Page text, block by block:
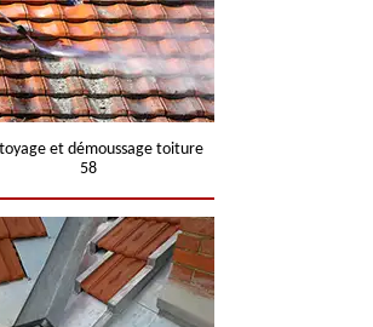
et démoussage toiture
58